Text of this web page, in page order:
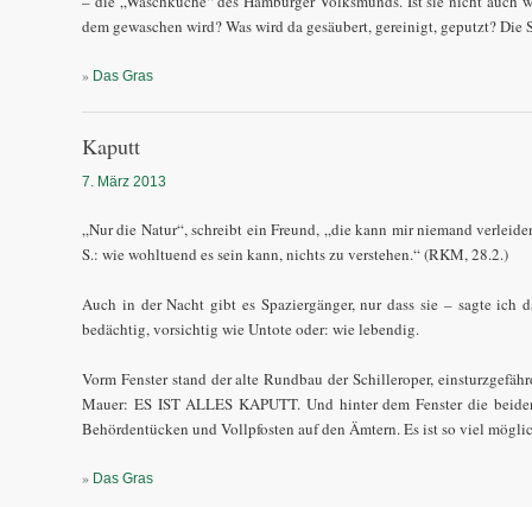
dem gewaschen wird? Was wird da gesäubert, gereinigt, geputzt? Die
» Das Gras
Kaputt
7. März 2013
„Nur die Natur“, schreibt ein Freund, „die kann mir niemand
S.: wie wohltuend es sein kann, nichts zu verstehen.“ (RKM, 28.2.)
Auch in der Nacht gibt es Spaziergänger, nur dass sie – sagte ich
bedächtig, vorsichtig wie Untote oder: wie lebendig.
Vorm Fenster stand der alte Rundbau der Schilleroper,
Mauer: ES IST ALLES KAPUTT. Und hinter dem Fenster die
Behördentücken und Vollpfosten auf den Ämtern. Es ist so viel
» Das Gras